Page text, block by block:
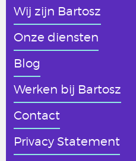
Wij zijn Bartosz
Onze diensten
Blog
Werken bij Bartosz
Contact
Privacy Statement